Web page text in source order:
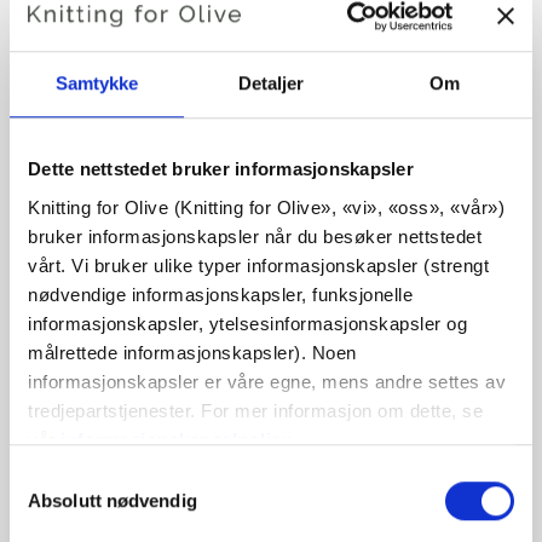
Samtykke Detaljer Om
Dette nettstedet bruker informasjonskapsler
Knitting for Olive (Knitting for Olive», «vi», «oss», «vår»)
bruker informasjonskapsler når du besøker nettstedet
vårt. Vi bruker ulike typer informasjonskapsler (strengt
nødvendige informasjonskapsler, funksjonelle
informasjonskapsler, ytelsesinformasjonskapsler og
målrettede informasjonskapsler). Noen
informasjonskapsler er våre egne, mens andre settes av
tredjepartstjenester. For mer informasjon om dette, se
vår informasjonskapselpolicy.
som ikke er nødvendige for at nettstedet skal fungere.
Ditt samtykke innebærer at det kan plasseres
avAbsolutt nødvendig
PALMA TOP
Kjøp av garn?
JEG VIL GJERNE KJØPE GARN TIL MØNSTERET
XXS XS S M L XL 2XL
3-4XL
Bestillinger som legges inn før kl. 13.00 norsk tid,